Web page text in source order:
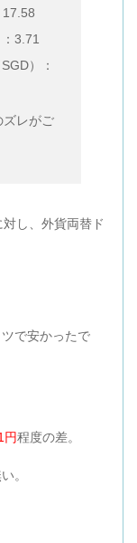
17.58
3.71
）：
レがご
対し、外貨両替ド
で安かったで
円程度の差。
。